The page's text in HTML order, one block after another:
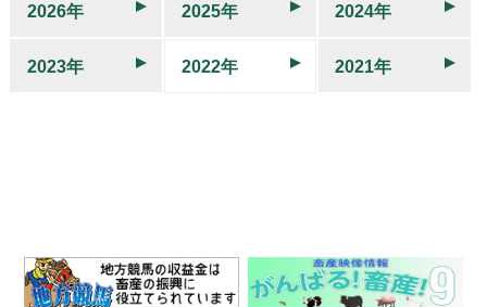
2026年 2025年 2024年
2023年 2022年 2021年